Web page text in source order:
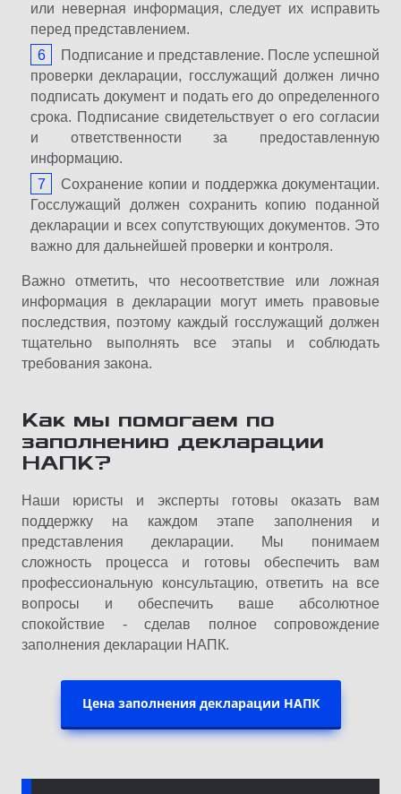
или неверная информация, следует их исправить
перед представлением.
Подписание и представление. После успешной
проверки декларации, госслужащий должен лично
подписать документ и подать его до определенного
срока. Подписание свидетельствует о его согласии
и ответственности за предоставленную
информацию.
Сохранение копии и поддержка документации.
Госслужащий должен сохранить копию поданной
декларации и всех сопутствующих документов. Это
важно для дальнейшей проверки и контроля.
Важно отметить, что несоответствие или ложная
информация в декларации могут иметь правовые
последствия, поэтому каждый госслужащий должен
тщательно выполнять все этапы и соблюдать
требования закона.
Как мы помогаем по
заполнению декларации
НАПК?
Наши юристы и эксперты готовы оказать вам
поддержку на каждом этапе заполнения и
представления декларации. Мы понимаем
сложность процесса и готовы обеспечить вам
профессиональную консультацию, ответить на все
вопросы и обеспечить ваше абсолютное
спокойствие - сделав полное сопровождение
заполнения декларации НАПК.
Цена заполнения декларации НАПК